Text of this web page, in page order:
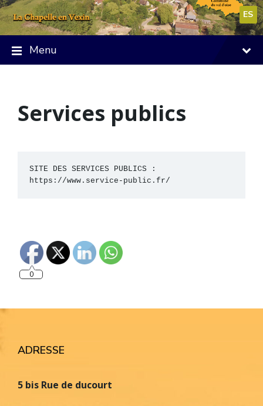
Skip
to
content
Skip
to
main
navigation
Skip
to
footer
ES
Menu
Services publics
SITE DES SERVICES PUBLICS :
https://www.service-public.fr/
ADRESSE
5 bis Rue de ducourt
0